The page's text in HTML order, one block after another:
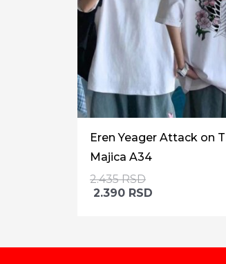
Eren Yeager Attack on
Majica A34
2.435RSD
2.390 RSD